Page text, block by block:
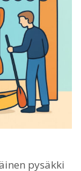
pysäkki